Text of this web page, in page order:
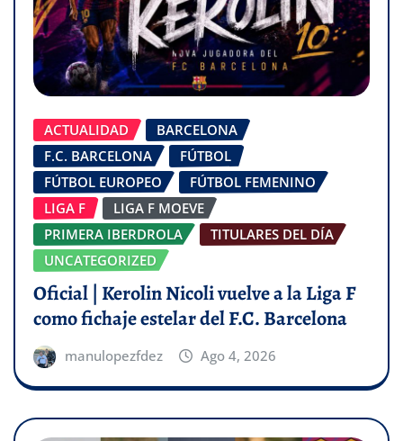
ACTUALIDAD
BARCELONA
F.C. BARCELONA
FÚTBOL
FÚTBOL EUROPEO
FÚTBOL FEMENINO
LIGA F
LIGA F MOEVE
PRIMERA IBERDROLA
TITULARES DEL DÍA
UNCATEGORIZED
Oficial | Kerolin Nicoli vuelve a la Liga F
como fichaje estelar del F.C. Barcelona
manulopezfdez Ago 4, 2026